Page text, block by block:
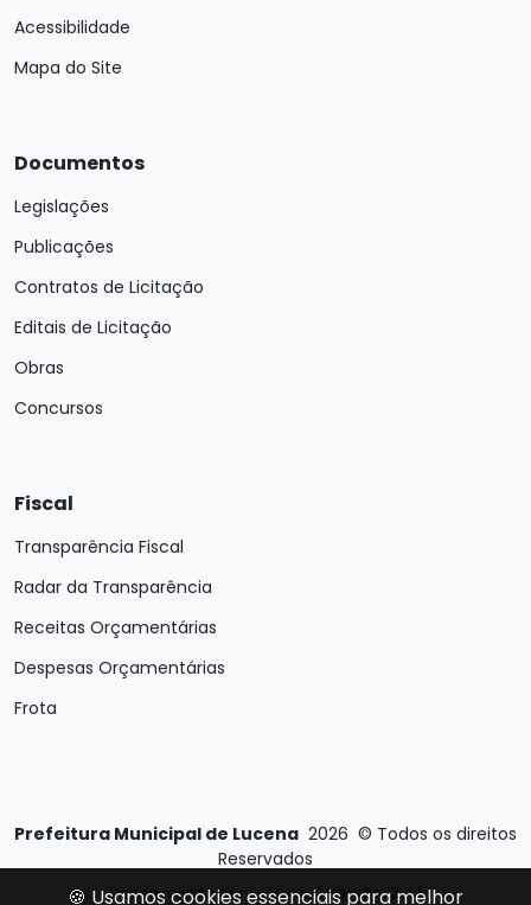
Acessibilidade
Mapa do Site
Documentos
Legislações
Publicações
Contratos de Licitação
Editais de Licitação
Obras
Concursos
Fiscal
Transparência Fiscal
Radar da Transparência
Receitas Orçamentárias
Despesas Orçamentárias
Frota
Prefeitura Municipal de Lucena 2026 © Todos os direitos
Reservados
Desenvolvido porE-Ticons| Versão: 2.4.1
🍪 Usamos cookies essenciais para melhor